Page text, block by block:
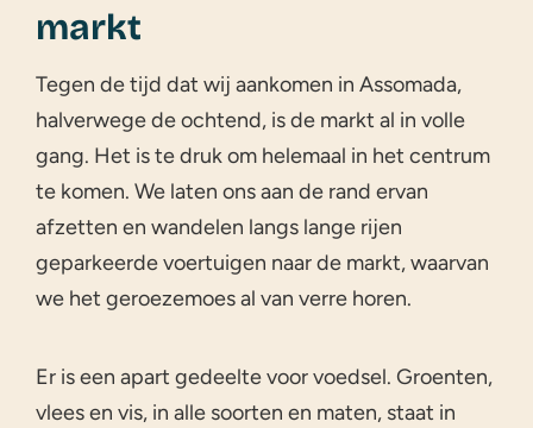
markt
Tegen de tijd dat wij aankomen in Assomada,
halverwege de ochtend, is de markt al in volle
gang. Het is te druk om helemaal in het centrum
te komen. We laten ons aan de rand ervan
afzetten en wandelen langs lange rijen
geparkeerde voertuigen naar de markt, waarvan
we het geroezemoes al van verre horen.
Er is een apart gedeelte voor voedsel. Groenten,
vlees en vis, in alle soorten en maten, staat in